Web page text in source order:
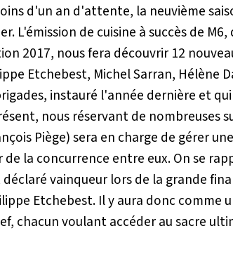
d'un an d'attente, la neuvième
L'émission de cuisine à succès de
2017, nous fera découvrir 12
Etchebest, Michel Sarran, Hélène
instauré l'année dernière et
nous réservant de nombreuses
Piège) sera en charge de gérer
la concurrence entre eux. On se
vainqueur lors de la grande
Etchebest. Il y aura donc comme
chacun voulant accéder au sacre